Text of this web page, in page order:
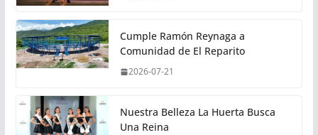
Cumple Ramón Reynaga a
Comunidad de El Reparito
2026-07-21
Nuestra Belleza La Huerta Busca
Una Reina